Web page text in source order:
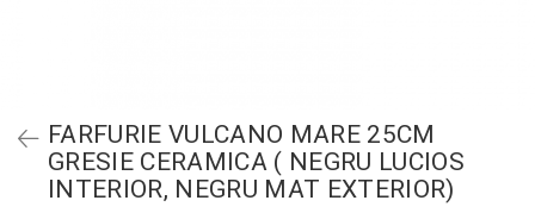
FARFURIE VULCANO MARE 25CM
GRESIE CERAMICA ( NEGRU LUCIOS
INTERIOR, NEGRU MAT EXTERIOR)